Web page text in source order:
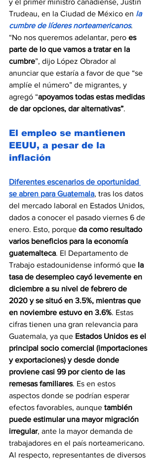
y el primer ministro canadiense, Justin
Trudeau, en la Ciudad de México en la
cumbre de líderes norteamericanos.
“No nos queremos adelantar, pero es
parte de lo que vamos a tratar en la
cumbre”, dijo López Obrador al
anunciar que estaría a favor de que “se
amplíe el número” de migrantes, y
agregó “apoyamos todas estas medidas
de dar opciones, dar alternativas”.
El empleo se mantienen
EEUU, a pesar de la
inflación
Diferentes escenarios de oportunidad
se abren para Guatemala, tras los datos
del mercado laboral en Estados Unidos,
dados a conocer el pasado viernes 6 de
enero. Esto, porque da como resultado
varios beneficios para la economía
guatemalteca. El Departamento de
Trabajo estadounidense informó que la
tasa de desempleo cayó levemente en
diciembre a su nivel de febrero de
2020 y se situó en 3.5%, mientras que
en noviembre estuvo en 3.6%. Estas
cifras tienen una gran relevancia para
Guatemala, ya que Estados Unidos es el
principal socio comercial (importaciones
y exportaciones) y desde donde
proviene casi 99 por ciento de las
remesas familiares. Es en estos
aspectos donde se podrían esperar
efectos favorables, aunque también
puede estimular una mayor migración
irregular, ante la mayor demanda de
trabajadores en el país norteamericano.
Al respecto, representantes de diversos